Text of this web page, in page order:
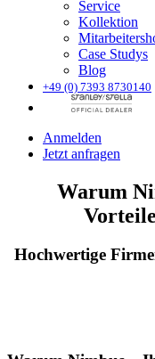
Service
Kollektion
Case Studys
Blog
+49 (0) 7393 8730140
Anmelden
Jetzt anfragen
Warum
Hochwertige